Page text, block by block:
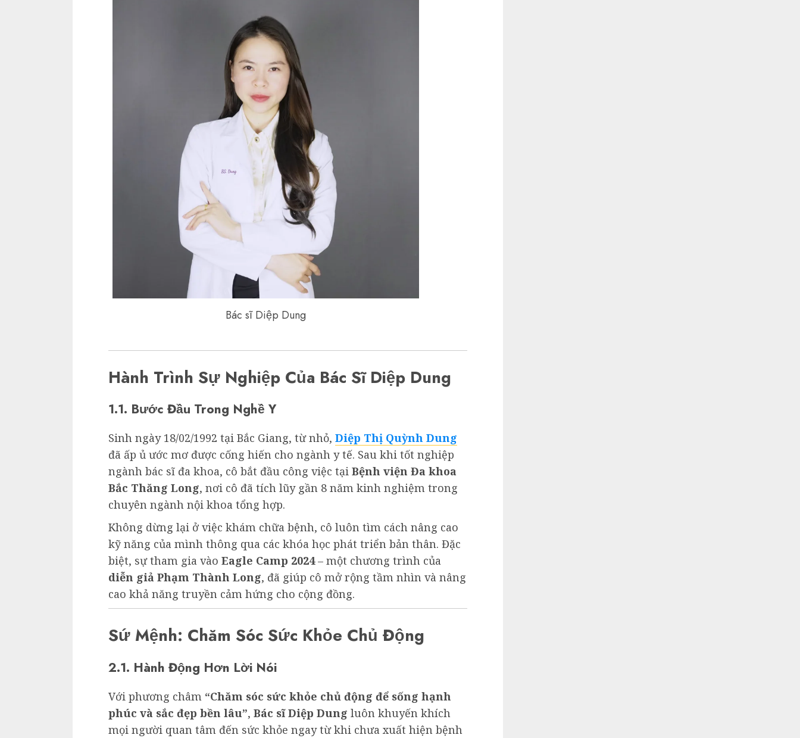
Bác sĩ Diệp Dung
Hành Trình Sự Nghiệp Của Bác Sĩ Diệp Dung
1.1. Bước Đầu Trong Nghề Y
Sinh ngày 18/02/1992 tại Bắc Giang, từ nhỏ, Diệp Thị Quỳnh Dung
đã ấp ủ ước mơ được cống hiến cho ngành y tế. Sau khi tốt nghiệp
ngành bác sĩ đa khoa, cô bắt đầu công việc tại Bệnh viện Đa khoa
Bắc Thăng Long, nơi cô đã tích lũy gần 8 năm kinh nghiệm trong
chuyên ngành nội khoa tổng hợp.
Không dừng lại ở việc khám chữa bệnh, cô luôn tìm cách nâng cao
kỹ năng của mình thông qua các khóa học phát triển bản thân. Đặc
biệt, sự tham gia vào Eagle Camp 2024– một chương trình của
diễn giả Phạm Thành Long, đã giúp cô mở rộng tầm nhìn và nâng
cao khả năng truyền cảm hứng cho cộng đồng.
Sứ Mệnh: Chăm Sóc Sức Khỏe Chủ Động
2.1. Hành Động Hơn Lời Nói
Với phương châm “Chăm sóc sức khỏe chủ động để sống hạnh
phúc và sắc đẹp bền lâu”, Bác sĩ Diệp Dung luôn khuyến khích
mọi người quan tâm đến sức khỏe ngay từ khi chưa xuất hiện bệnh